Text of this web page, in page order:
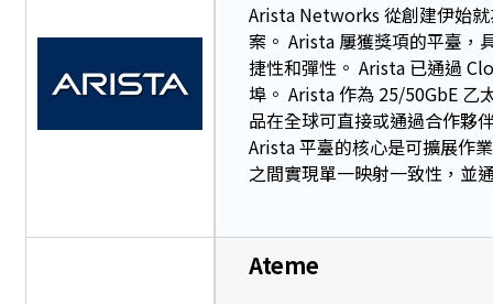
Arista Networks 從創建伊始
案。 Arista 屢獲獎項的平臺，
捷性和彈性。 Arista 已通過
埠。 Arista 作為 25/50GbE 乙
品在全球可直接或通過合作夥
Arista 平臺的核心是可擴展作
之間實現單一映射一致性，並
Ateme